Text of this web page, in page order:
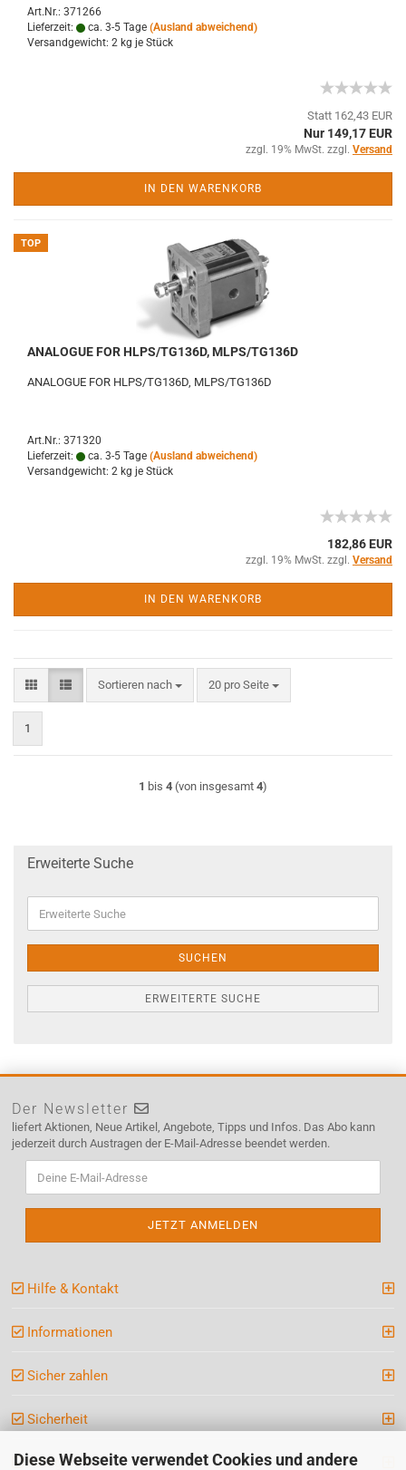
Diese Webseite verwendet Cookies und andere
Art.Nr.: 371266
Lieferzeit:
ca. 3-5 Tage (Ausland abweichend)
Versandgewicht: 2 kg je Stück
Statt 162,43 EUR
Nur 149,17 EUR
zzgl. 19% MwSt. zzgl. Versand
IN DEN WARENKORB
TOP
ANALOGUE FOR HLPS/TG136D, MLPS/TG136D
ANALOGUE FOR HLPS/TG136D, MLPS/TG136D
Art.Nr.: 371320
Lieferzeit:
ca. 3-5 Tage (Ausland abweichend)
Versandgewicht: 2 kg je Stück
182,86 EUR
zzgl. 19% MwSt. zzgl. Versand
IN DEN WARENKORB
Sortieren nach
Sortieren nach 20 pro Seite
pro Seite
1
1 bis 4 (von insgesamt 4)
Erweiterte Suche
Suche
SUCHEN
ERWEITERTE SUCHE
Der Newsletter
liefert Aktionen, Neue Artikel, Angebote, Tipps und Infos. Das Abo kann
jederzeit durch Austragen der E-Mail-Adresse beendet werden.
Hilfe & Kontakt
Informationen
Sicher zahlen
Sicherheit
Kategorien